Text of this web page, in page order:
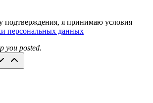
подтверждения, я принимаю условия
персональных данных
you posted.